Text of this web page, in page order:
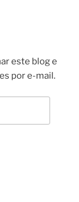
este blog e
por e-mail.